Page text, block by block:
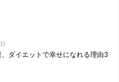
ダイエットで幸せになれる理由3